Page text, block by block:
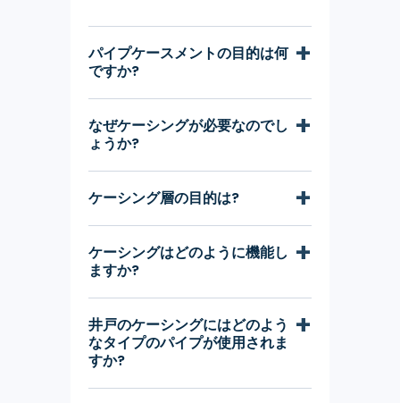
パイプケースメントの目的は何
ですか?
なぜケーシングが必要なのでし
ょうか?
ケーシング層の目的は?
ケーシングはどのように機能し
ますか?
井戸のケーシングにはどのよう
なタイプのパイプが使用されま
すか?